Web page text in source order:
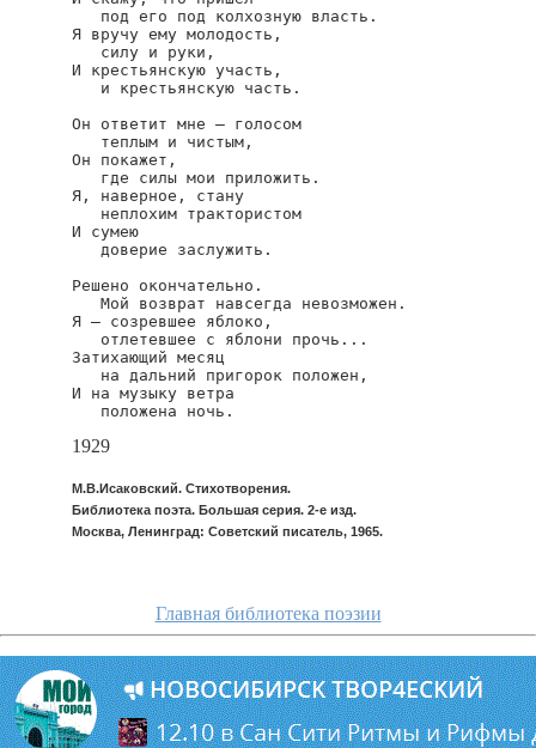
   под его под колхозную власть.
Я вручу ему молодость,
   силу и руки,
И крестьянскую участь,
   и крестьянскую часть.
Он ответит мне — голосом
   теплым и чистым,
Он покажет,
   где силы мои приложить.
Я, наверное, стану
   неплохим трактористом
И сумею
   доверие заслужить.
Решено окончательно.
   Мой возврат навсегда невозможен.
Я — созревшее яблоко,
   отлетевшее с яблони прочь...
Затихающий месяц
   на дальний пригорок положен,
И на музыку ветра
   положена ночь.
1929
М.В.Исаковский. Стихотворения.
Библиотека поэта. Большая серия. 2-е изд.
Москва, Ленинград: Советский писатель, 1965.
Главная библиотека поэзии